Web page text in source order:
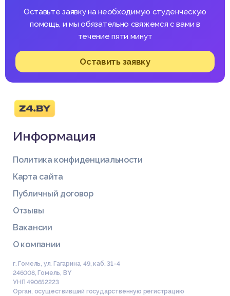
Оставьте заявку на необходимую студенческую
помощь, и мы обязательно свяжемся с вами в
течение пяти минут
Оставить заявку
Информация
Политика конфиденциальности
Карта сайта
Публичный договор
Отзывы
Вакансии
О компании
г. Гомель, ул. Гагарина, 49, каб. 31-4
246008, Гомель, BY
УНП 490652223
Орган, осуществивший государственную регистрацию